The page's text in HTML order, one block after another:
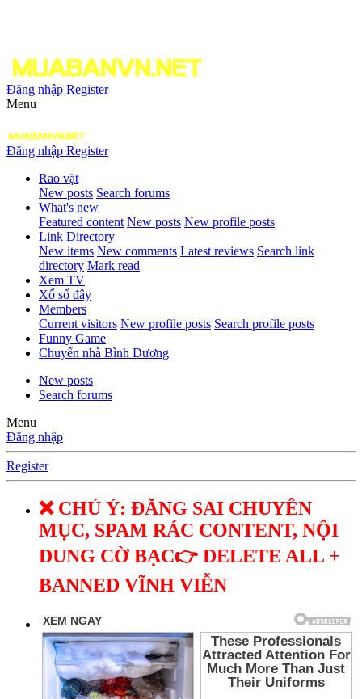
Đăng nhập Register
Menu
Đăng nhập Register
Rao vặt
New posts Search forums
What's new
Featured content New posts New profile posts
Link Directory
New items New comments Latest reviews Search link
directory Mark read
Xem TV
Xổ số đây
Members
Current visitors New profile posts Search profile posts
Funny Game
Chuyển nhà Bình Dương
New posts
Search forums
Menu
Đăng nhập
Register
❌ CHÚ Ý: ĐĂNG SAI CHUYÊN
MỤC, SPAM RÁC CONTENT, NỘI
DUNG CỜ BẠC👉 DELETE ALL +
BANNED VĨNH VIỄN